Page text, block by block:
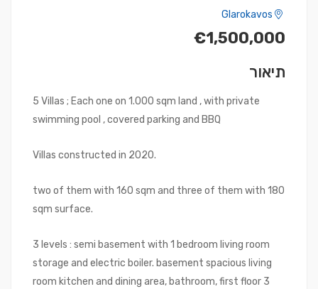
€1,500,000
תיאור
5 Villas ; Each one on 1.000 sqm land , with private
swimming pool , covered parking and BBQ
Villas constructed in 2020.
two of them with 160 sqm and three of them with 180
sqm surface.
3 levels : semi basement with 1 bedroom living room
storage and electric boiler. basement spacious living
room kitchen and dining area, bathroom, first floor 3